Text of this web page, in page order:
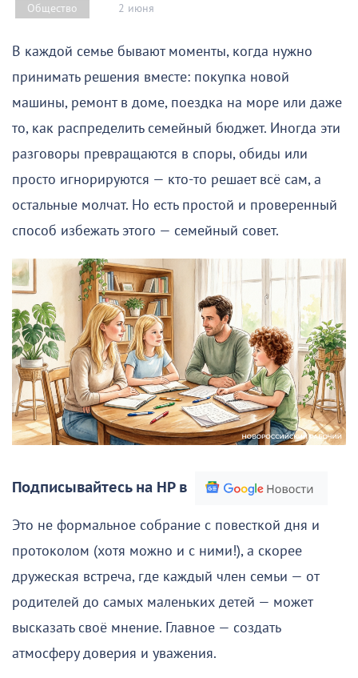
Общество 2 июня
В каждой семье бывают моменты, когда нужно
принимать решения вместе: покупка новой
машины, ремонт в доме, поездка на море или даже
то, как распределить семейный бюджет. Иногда эти
разговоры превращаются в споры, обиды или
просто игнорируются — кто-то решает всё сам, а
остальные молчат. Но есть простой и проверенный
способ избежать этого — семейный совет.
Подписывайтесь на НР в
Это не формальное собрание с повесткой дня и
протоколом (хотя можно и с ними!), а скорее
дружеская встреча, где каждый член семьи — от
родителей до самых маленьких детей — может
высказать своё мнение. Главное — создать
атмосферу доверия и уважения.